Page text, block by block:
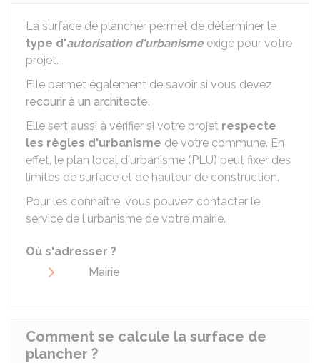
La surface de plancher permet de déterminer le
type d'autorisation d'urbanismeexigé pour votre
projet.
Elle permet également de savoir si vous devez
recourir à un architecte.
Elle sert aussi à vérifier si votre projet respecte
les règles d'urbanisme de votre commune. En
effet, le plan local d'urbanisme (PLU) peut fixer des
limites de surface et de hauteur de construction.
Pour les connaître, vous pouvez contacter le
service de l'urbanisme de votre mairie.
Où s'adresser ?
Mairie
Comment se calcule la surface de
plancher ?